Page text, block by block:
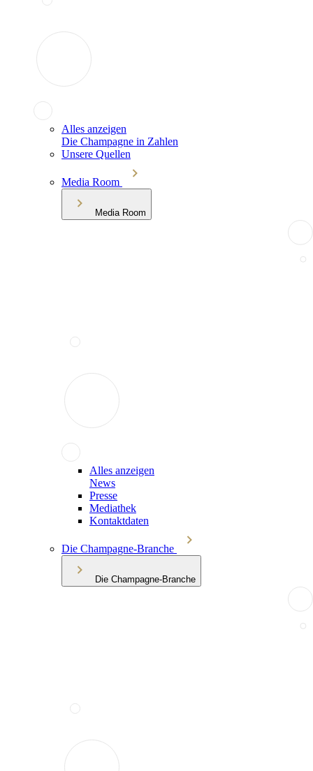
Alles anzeigen
Die Champagne in Zahlen
Unsere Quellen
Media Room
Media Room
Alles anzeigen
News
Presse
Mediathek
Kontaktdaten
Die Champagne-Branche
Die Champagne-Branche